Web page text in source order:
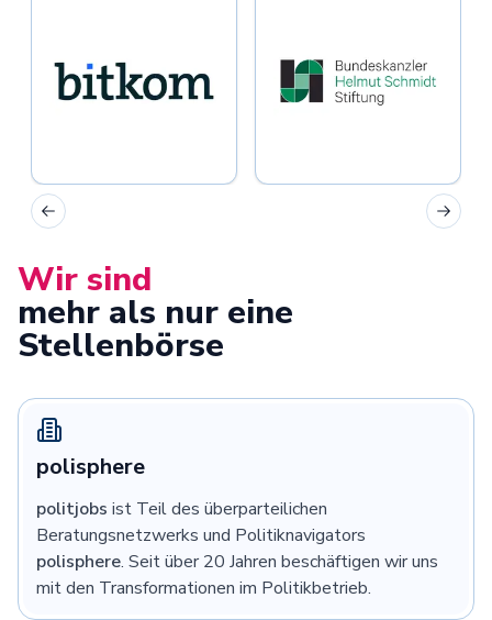
Previous slide Next
Wir sind
mehr als nur eine
Stellenbörse
polisphere
politjobs ist Teil des überparteilichen
Beratungsnetzwerks und Politiknavigators
polisphere. Seit über 20 Jahren beschäftigen wir uns
mit den Transformationen im Politikbetrieb.